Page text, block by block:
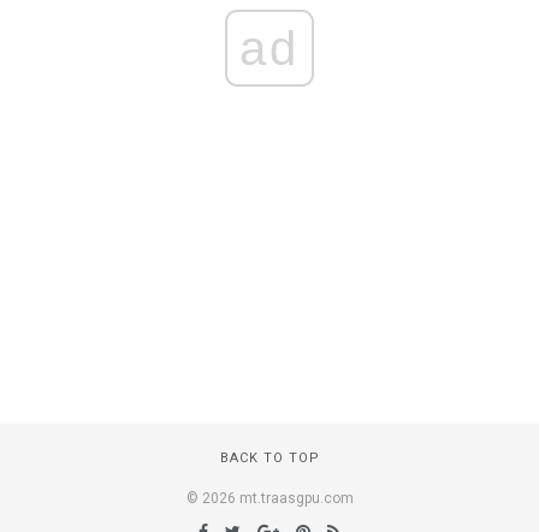
ad
BACK TO TOP
© 2026 mt.traasgpu.com